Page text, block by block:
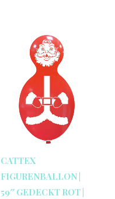
CATTEX
FIGURENBALLON |
59″ GEDECKT ROT |